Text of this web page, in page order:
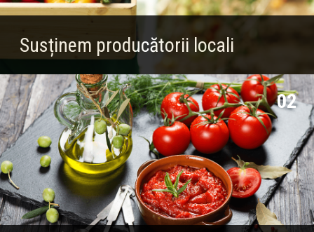
Susținem producătorii locali
02